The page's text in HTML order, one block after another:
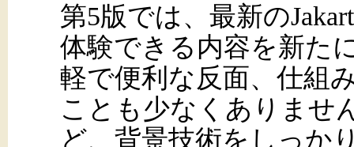
第5版では、最新の
体験できる内容を新た
軽で便利な反面、仕組
ことも少なくありませ
ど、背景技術をしっか